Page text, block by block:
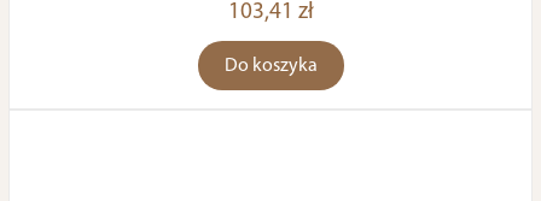
103,41 zł
Do koszyka